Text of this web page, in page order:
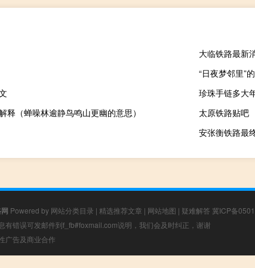
大临铁路最新
“日夜梦邻里”
珍珠手链多大
释（蝉噪林逾静鸟鸣山更幽的意思）
太原铁路贴吧
安张衡铁路最
Powered by 网站分类目录 | 精选推荐文章 | 网站地图 | 疑难解答 冀ICP备
有错误可发邮件到f_fb#foxmail.com说明，我们会及时纠正，谢谢
广告及商业合作